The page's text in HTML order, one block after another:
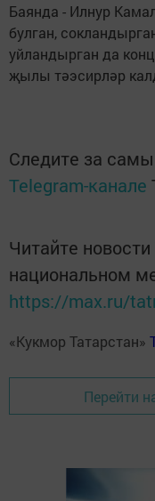
Баянда - Илнур
булган,
уйландырган да
җылы тәэсирләр
Следите за
Telegram-канале
Читайте
национальном
https://max.ru/
«Кукмор Татарстан»
Перейти